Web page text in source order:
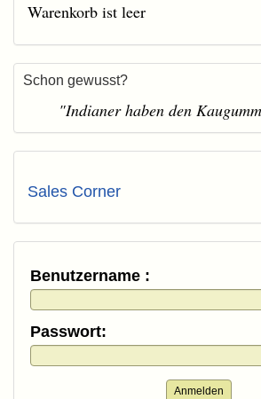
Warenkorb ist leer
Schon gewusst?
"Indianer haben den
Sales Corner
Benutzername :
Passwort:
Anmelden